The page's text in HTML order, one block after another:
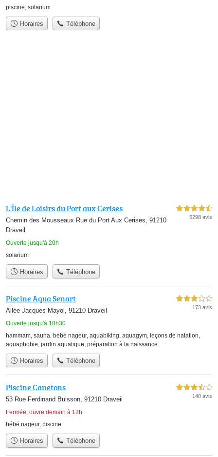
piscine, solarium
Horaires Téléphone
L'Île de Loisirs du Port aux Cerises
Chemin des Mousseaux Rue du Port Aux Cerises, 91210
Draveil
Ouverte jusqu'à 20h
4,5 étoiles sur 5
5298 avis
solarium
Horaires Téléphone
Piscine Aqua Senart
Allée Jacques Mayol, 91210 Draveil
Ouverte jusqu'à 18h30
3,0 étoiles sur 5
173 avis
hammam sauna bébé nageur, aquabiking aquagym leçons de natation
aquaphobie jardin aquatique préparation à la naissance
Horaires Téléphone
Piscine Canetons
53 Rue Ferdinand Buisson, 91210 Draveil
Fermée, ouvre demain à 12h
3,5 étoiles sur 5
140 avis
bébé nageur, piscine
Horaires Téléphone